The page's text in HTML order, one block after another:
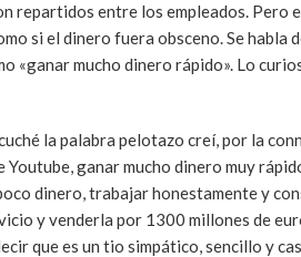
repartidos entre los empleados. Pero
si el dinero fuera obsceno. Se habla
«ganar mucho dinero rápido». Lo
la palabra pelotazo creí, por la
Youtube, ganar mucho dinero muy
dinero, trabajar honestamente y
y venderla por 1300 millones de
que es un tio simpático, sencillo y